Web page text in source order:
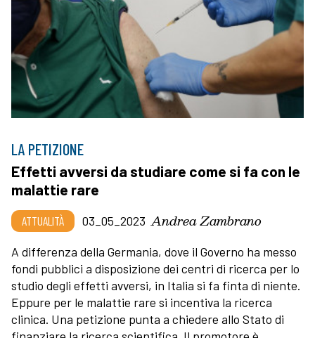
LA PETIZIONE
Effetti avversi da studiare come si fa con le
malattie rare
ATTUALITÀ 03_05_2023 Andrea Zambrano
A differenza della Germania, dove il Governo ha messo
fondi pubblici a disposizione dei centri di ricerca per lo
studio degli effetti avversi, in Italia si fa finta di niente.
Eppure per le malattie rare si incentiva la ricerca
clinica. Una petizione punta a chiedere allo Stato di